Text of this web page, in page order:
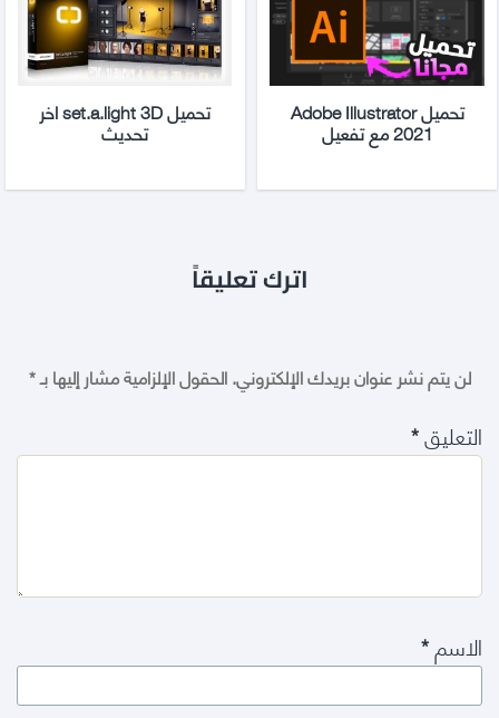
تحميل Adobe Illustrator
2021 مع تفعيل
تحميل set.a.light 3D اخر
تحديث
اترك تعليقاً
لن يتم نشر عنوان بريدك الإلكتروني.الحقول الإلزامية مشار إليها بـ*
التعليق*
الاسم*